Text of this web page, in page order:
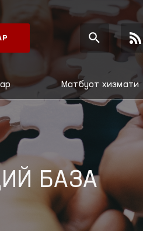
Матбуот хизмати
БАЗА